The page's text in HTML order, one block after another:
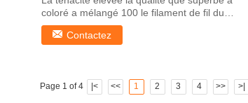
coloré a mélangé 100 le filament de fil du
polypropylène ...
Contactez
Page 1 of 4 |< << 1 2 3 4 >> >|